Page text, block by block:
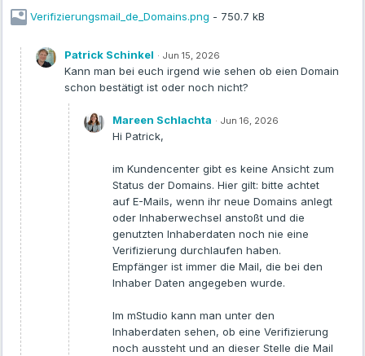
Überblick:
Die Verifizierungsmail wird an die als Domain-Inhaber
hinterlegte E-Mail-Adresse versendet.
Versendet wird die Verifizierungsmail von:
Die Whitelabel-Verifizierungsmail wird weiterhin von
reply@emailverifizierung.webspaceconfig.de
Bei Bedarf kann die Mail erneut versendet werden. Im mStudio
findet ihr die Funktion im Bereich „Inhaberdaten“ der
jeweiligen Domain. Nutzt ihr das Kundencenter, hilft euch
unser Kundenservice gerne weiter.
Wir wissen, dass Änderungen an etablierten Prozessen immer
Fragen aufwerfen können. Der Umgang der DENIC mit NIS2 ist für
alle Beteiligten Neuland.
Danke und liebe Grüße,
Mareen
Verifizierungsmail_de_Domains.png - 750.7 kB
Patrick Schinkel · Jun 15, 2026
Kann man bei euch irgend wie sehen ob eien Domain
schon bestätigt ist oder noch nicht?
Mareen Schlachta · Jun 16, 2026
Hi Patrick,
im Kundencenter gibt es keine Ansicht zum
Status der Domains. Hier gilt: bitte achtet
auf E-Mails, wenn ihr neue Domains anlegt
oder Inhaberwechsel anstoßt und die
genutzten Inhaberdaten noch nie eine
Verifizierung durchlaufen haben.
Empfänger ist immer die Mail, die bei den
Inhaber Daten angegeben wurde.
Im mStudio kann man unter den
Inhaberdaten sehen, ob eine Verifizierung
noch aussteht und an dieser Stelle die Mail